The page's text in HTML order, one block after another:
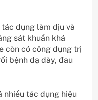
dụng làm dịu và
sát khuẩn khá
còn có công dụng trị
bệnh dạ dày, đau
nhiều tác dụng hiệu